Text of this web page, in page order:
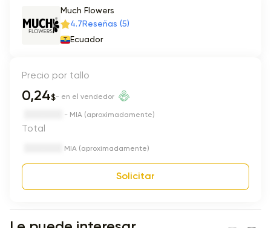
Much Flowers
4.7 Reseñas (5)
Ecuador
Precio por tallo
0,24$- en el vendedor
- MIA (aproximadamente)
Total
MIA (aproximadamente)
Solicitar